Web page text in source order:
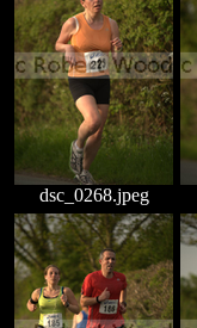
dsc_0268.jpeg